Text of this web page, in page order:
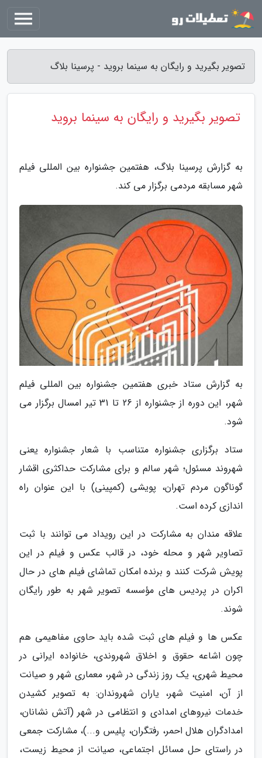
تصویر بگیرید و رایگان به سینما بروید - پرسینا بلاگ
تصویر بگیرید و رایگان به سینما بروید
به گزارش پرسینا بلاگ، هفتمین جشنواره بین المللی فیلم
شهر مسابقه مردمی برگزار می کند.
به گزارش ستاد خبری هفتمین جشنواره بین المللی فیلم
شهر، این دوره از جشنواره از 26 تا 31 تیر امسال برگزار می
شود.
ستاد برگزاری جشنواره متناسب با شعار جشنواره یعنی
شهروند مسئول؛ شهر سالم و برای مشارکت حداکثری اقشار
گوناگون مردم تهران، پویشی (کمپینی) با این عنوان راه
اندازی کرده است.
علاقه مندان به مشارکت در این رویداد می توانند با ثبت
تصاویر شهر و محله خود، در قالب عکس و فیلم در این
پویش شرکت کنند و برنده امکان تماشای فیلم های در حال
اکران در پردیس های مؤسسه تصویر شهر به طور رایگان
شوند.
عکس ها و فیلم های ثبت شده باید حاوی مفاهیمی هم
چون اشاعه حقوق و اخلاق شهروندی، خانواده ایرانی در
محیط شهری، یک روز زندگی در شهر، معماری شهر و صیانت
از آن، امنیت شهر، یاران شهروندان: به تصویر کشیدن
خدمات نیروهای امدادی و انتظامی در شهر (آتش نشانان،
امدادگران هلال احمر، رفتگران، پلیس و...)، مشارکت جمعی
در راستای حل مسائل اجتماعی، صیانت از محیط زیست،